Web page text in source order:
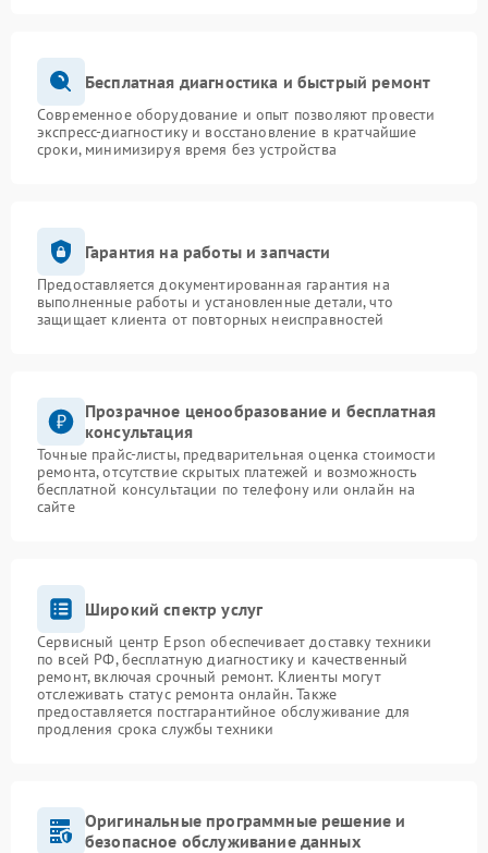
Бесплатная диагностика и быстрый ремонт
Современное оборудование и опыт позволяют провести
экспресс-диагностику и восстановление в кратчайшие
сроки, минимизируя время без устройства
Гарантия на работы и запчасти
Предоставляется документированная гарантия на
выполненные работы и установленные детали, что
защищает клиента от повторных неисправностей
Прозрачное ценообразование и бесплатная
консультация
Точные прайс-листы, предварительная оценка стоимости
ремонта, отсутствие скрытых платежей и возможность
бесплатной консультации по телефону или онлайн на
сайте
Широкий спектр услуг
Сервисный центр Epson обеспечивает доставку техники
по всей РФ, бесплатную диагностику и качественный
ремонт, включая срочный ремонт. Клиенты могут
отслеживать статус ремонта онлайн. Также
предоставляется постгарантийное обслуживание для
продления срока службы техники
Оригинальные программные решение и
безопасное обслуживание данных